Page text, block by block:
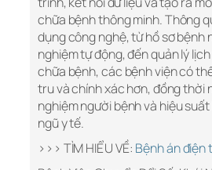
chữa bệnh thông minh. Thông
dụng công nghệ, từ hồ sơ bệnh
nghiệm tự động, đến quản lý
chữa bệnh, các bệnh viện có
tru và chính xác hơn, đồng thời
nghiệm người bệnh và hiệu
ngũ y tế.
>>> TÌM HIỂU VỀ: Bệnh án điện